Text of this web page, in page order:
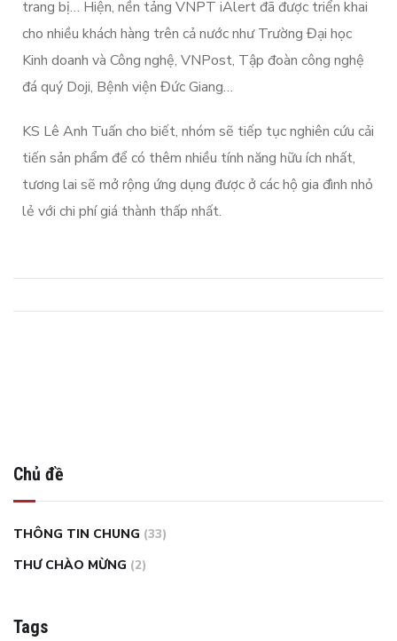
trang bị… Hiện, nền tảng VNPT iAlert đã được triển khai
cho nhiều khách hàng trên cả nước như Trường Đại học
Kinh doanh và Công nghệ, VNPost, Tập đoàn công nghệ
đá quý Doji, Bệnh viện Đức Giang…
KS Lê Anh Tuấn cho biết, nhóm sẽ tiếp tục nghiên cứu cải
tiến sản phẩm để có thêm nhiều tính năng hữu ích nhất,
tương lai sẽ mở rộng ứng dụng được ở các hộ gia đình nhỏ
lẻ với chi phí giá thành thấp nhất.
Chủ đề
THÔNG TIN CHUNG (33)
THƯ CHÀO MỪNG (2)
Tags